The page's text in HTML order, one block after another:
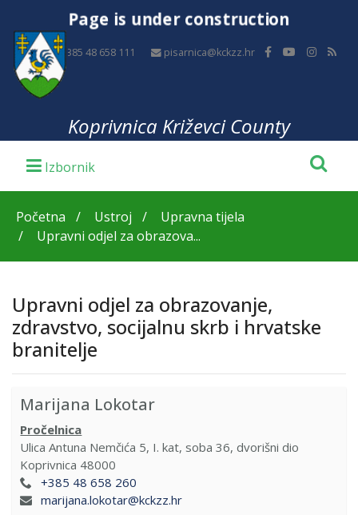
Page is under construction
+385 48 658 111 pisarnica@kckzz.hr
Koprivnica Križevci County
Početna Ustroj
Upravna tijela
Upravni odjel za obrazova...
Upravni odjel za obrazovanje,
zdravstvo, socijalnu skrb i hrvatske
branitelje
Marijana Lokotar
Pročelnica
Ulica Antuna Nemčića 5, I. kat, soba 36, dvorišni dio
Koprivnica 48000
+385 48 658 260
marijana.lokotar@kckzz.hr